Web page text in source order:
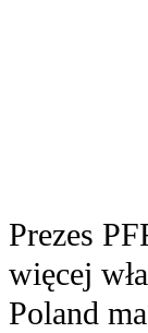
Prezes
więcej
Poland